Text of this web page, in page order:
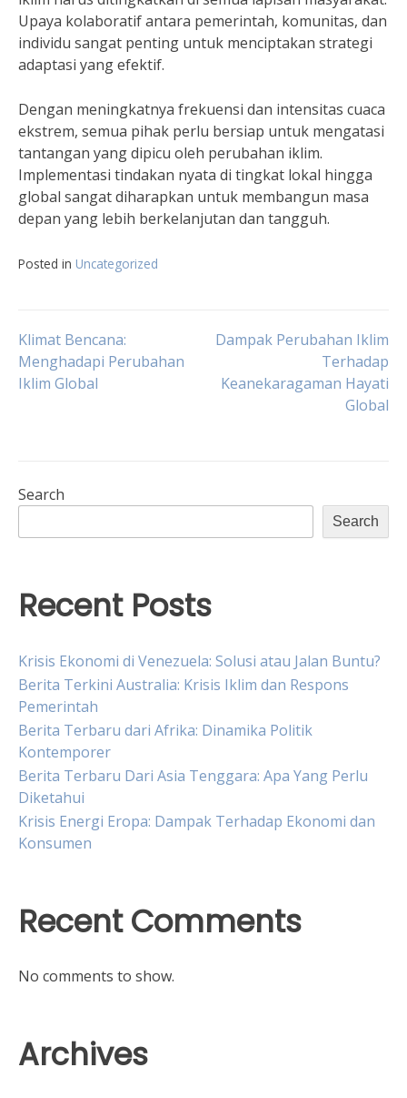
Upaya kolaboratif antara pemerintah, komunitas, dan
individu sangat penting untuk menciptakan strategi
adaptasi yang efektif.
Dengan meningkatnya frekuensi dan intensitas cuaca
ekstrem, semua pihak perlu bersiap untuk mengatasi
tantangan yang dipicu oleh perubahan iklim.
Implementasi tindakan nyata di tingkat lokal hingga
global sangat diharapkan untuk membangun masa
depan yang lebih berkelanjutan dan tangguh.
Posted in Uncategorized
Post
navigation
Klimat Bencana:
Menghadapi Perubahan
Iklim Global
Dampak Perubahan Iklim
Terhadap
Keanekaragaman Hayati
Global
Search
Search
Recent Posts
Krisis Ekonomi di Venezuela: Solusi atau Jalan Buntu?
Berita Terkini Australia: Krisis Iklim dan Respons
Pemerintah
Berita Terbaru dari Afrika: Dinamika Politik
Kontemporer
Berita Terbaru Dari Asia Tenggara: Apa Yang Perlu
Diketahui
Krisis Energi Eropa: Dampak Terhadap Ekonomi dan
Konsumen
Recent Comments
No comments to show.
Archives